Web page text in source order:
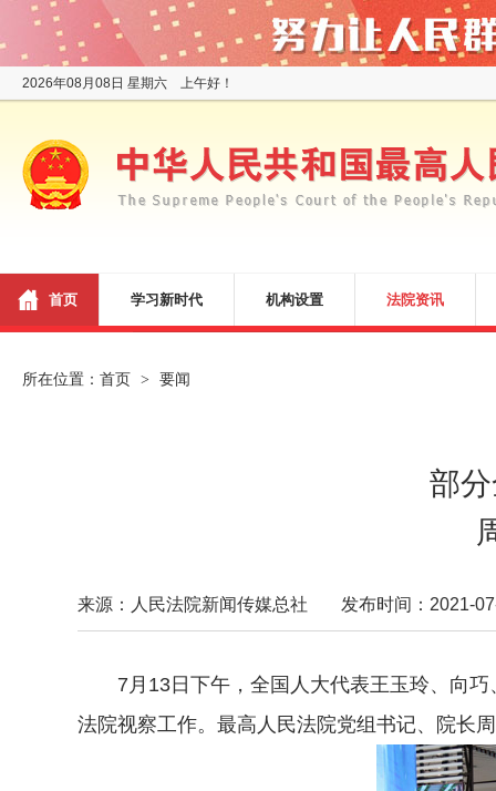
2026年08月08日 星期六 上午好！
首页 学习新时代 机构设置 法院资讯
所在位置： 首页 > 要闻
部
来源：人民法院新闻传媒总社 发布时间：2021-
7月13日下午，全国人大代表王玉玲、向
法院视察工作。最高人民法院党组书记、院长